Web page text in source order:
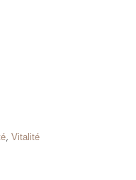
, Vitalité